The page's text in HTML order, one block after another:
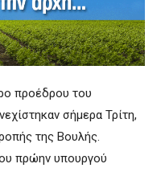
προέδρου του
σήμερα Τρίτη,
της Βουλής.
πρώην υπουργού